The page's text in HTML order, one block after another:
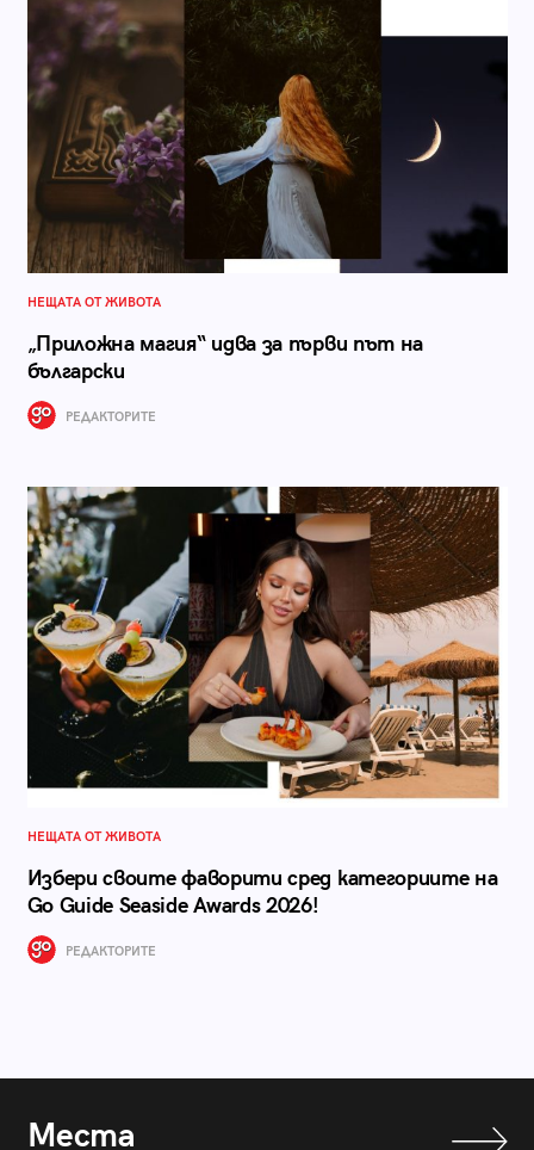
НЕЩАТА ОТ ЖИВОТА
„Приложна магия“ идва за първи път на
български
РЕДАКТОРИТЕ
НЕЩАТА ОТ ЖИВОТА
Избери своите фаворити сред категориите на
Go Guide Seaside Awards 2026!
РЕДАКТОРИТЕ
Места